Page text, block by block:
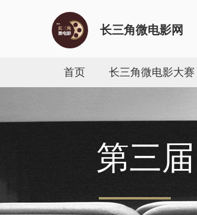
长三角微电影网
首页 长三角微电影大赛
第三届